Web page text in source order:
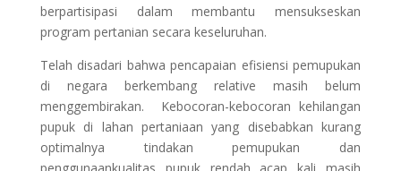
berpartisipasi dalam membantu mensukseskan
program pertanian secara keseluruhan.
Telah disadari bahwa pencapaian efisiensi pemupukan
di negara berkembang relative masih belum
menggembirakan. Kebocoran-kebocoran kehilangan
pupuk di lahan pertaniaan yang disebabkan kurang
optimalnya tindakan pemupukan dan